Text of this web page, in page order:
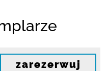
zarezerwuj